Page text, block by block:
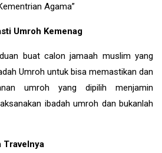
Agama”
Umroh Kemenag
buat calon jamaah muslim yang
Umroh untuk bisa memastikan dan
umroh yang dipilih menjamin
ibadah umroh dan bukanlah
Travelnya